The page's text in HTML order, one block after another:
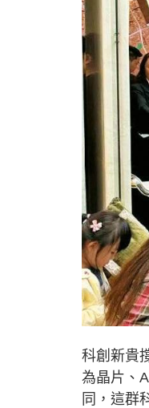
科創新貴
為晶片、
同，這群